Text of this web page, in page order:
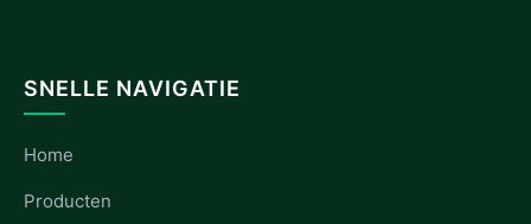
SNELLE NAVIGATIE
Home
Producten